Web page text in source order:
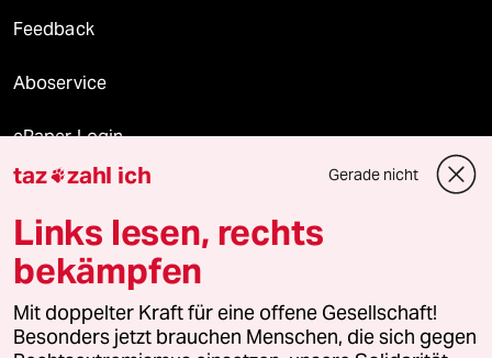
Feedback
Aboservice
ePaper Login
Downloads für Abonnierende
© 2026 taz Verlags und Vertriebs GmbH
Alle Rechte vorbehalten. Bei rechtlichen Fragen oder für Genehmigungen
wenden Sie sich bitte an
lizenzen@taz.de
taz zahl ich Gerade nicht
Links lesen, rechts
bekämpfen
Mit doppelter Kraft für eine offene Gesellschaft!
Besonders jetzt brauchen Menschen, die sich gegen